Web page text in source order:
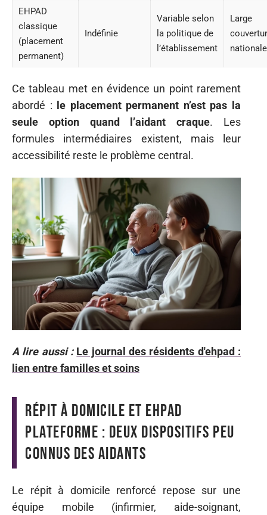
EHPAD
classique
(placement
permanent)
Indéfinie
Variable selon
la politique de
l’établissement
Large
nationale
Ce tableau met en évidence un point rarement
abordé :
le placement permanent n’est pas la
seule option quand l’aidant craque. Les
formules intermédiaires existent, mais leur
accessibilité reste le problème central.
A lire aussi : Le journal des résidents d'ehpad :
lien entre familles et soins
Répit à domicile et EHPAD
plateforme : deux dispositifs peu
connus des aidants
Le répit à domicile renforcé repose sur une
équipe mobile (infirmier, aide-soignant,